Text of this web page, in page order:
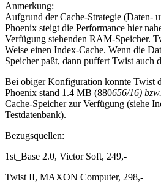
Anmerkung:
Aufgrund der Cache-Strategie (Daten-
Phoenix steigt die Performance hier
Verfügung stehenden RAM-Speicher.
Weise einen Index-Cache. Wenn die
Speicher paßt, dann puffert Twist auch
Bei obiger Konfiguration konnte Twist
Phoenix stand 1.4 MB (880656/16)
Cache-Speicher zur Verfügung (siehe
Testdatenbank).
Bezugsquellen:
1st_Base 2.0, Victor Soft, 249,-
Twist II, MAXON Computer, 298,-